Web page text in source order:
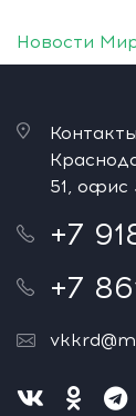
Новости
51, офис
+7
+7